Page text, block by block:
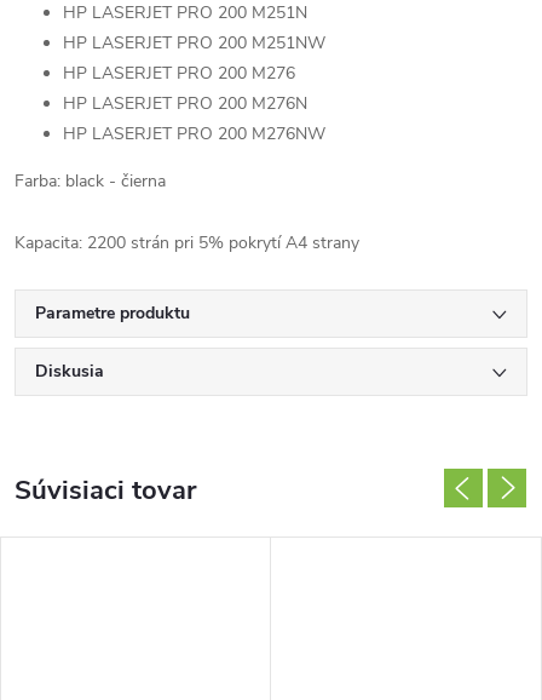
HP LASERJET PRO 200 M251N
HP LASERJET PRO 200 M251NW
HP LASERJET PRO 200 M276
HP LASERJET PRO 200 M276N
HP LASERJET PRO 200 M276NW
Farba: black - čierna
Kapacita: 2200 strán pri 5% pokrytí A4 strany
Parametre produktu
Diskusia
Súvisiaci tovar